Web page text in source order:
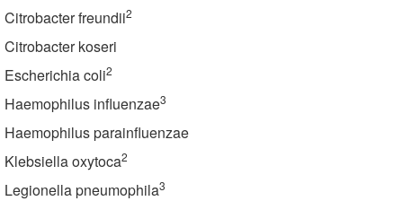
Citrobacter freundii2
Citrobacter koseri
Escherichia coli2
Haemophilus influenzae3
Haemophilus parainfluenzae
Klebsiella oxytoca2
Legionella pneumophila3